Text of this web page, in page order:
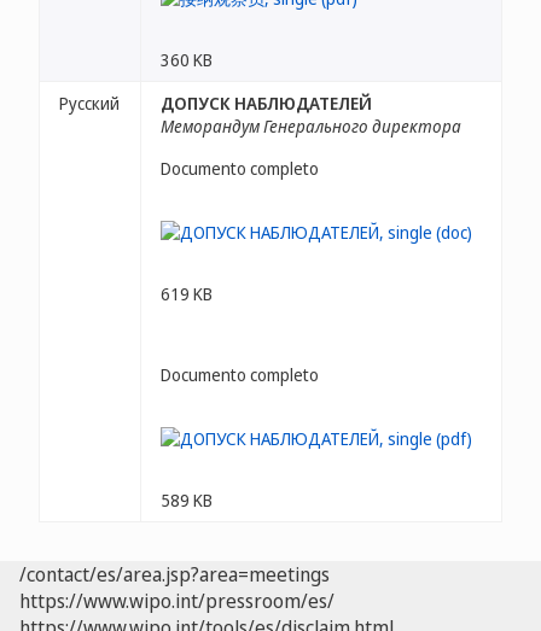
360 KB
Русский
ДОПУСК НАБЛЮДАТЕЛЕЙ
Меморандум Генерального директора
Documento completo
619 KB
Documento completo
589 KB
/contact/es/area.jsp?area=meetings
https://www.wipo.int/pressroom/es/